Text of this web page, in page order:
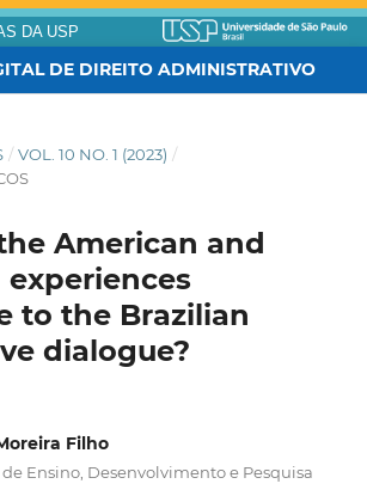
DA USP
DE DIREITO ADMINISTRATIVO
/ VOL. 10 NO. 1 (2023) /
American and
experiences
to the Brazilian
dialogue?
Filho
Ensino, Desenvolvimento e Pesquisa